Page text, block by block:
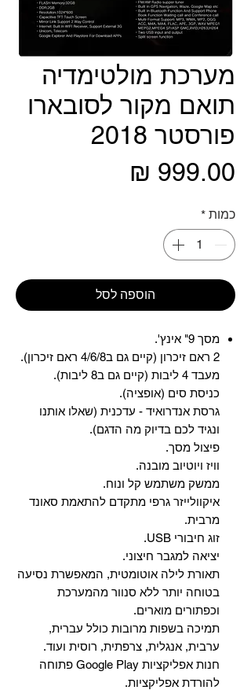
מערכת מולטימדיה
תואם מקור לסובארו
פורסטר 2018
כמות *
הוספה לסל
מסך 9" אינץ'.
2 ראם זיכרון (קיים גם ב4/6/8 ראם זיכרון).
מעבד 4 ליבות (קיים גם ב8 ליבות).
כניסת סים (אופציה).
גרסת אנדרואיד - עדכנית (שאלו אותנו
ונגיד לכם בדיוק מה הדגם).
פיצול מסך.
וויז ויוטיוב מובנה.
ממשק משתמש קל ונוח.
איקוולייזר גרפי מתקדם להתאמת סאונד
מרבית.
זוג חיבורי USB.
יציאה למגבר חיצוני.
תאורת לילה אוטומטית, המאפשרת נסיעה
בטוחה יותר ללא סנוור מהמערכת
וכפתורים מוארים.
תמיכה בשפות מרובות כולל עברית,
ערבית, אנגלית, צרפתית, רוסית ועוד.
‏חנות אפליקציות Google Play פתוחה
להורדת אפליקציות.